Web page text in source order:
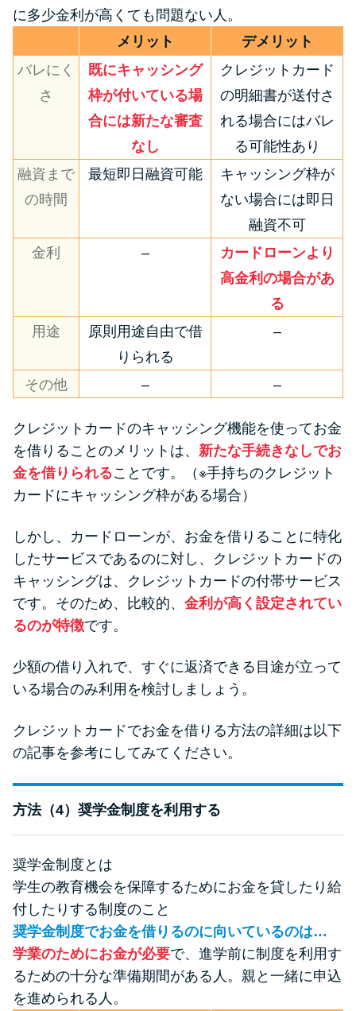
に多少金利が高くても問題ない人。
メリット
デメリット
バレにく
さ
既にキャッシング
枠が付いている場
合には新たな審査
なし
クレジットカード
の明細書が送付さ
れる場合にはバレ
る可能性あり
融資まで
の時間
最短即日融資可能
キャッシング枠が
ない場合には即日
融資不可
金利
–
カードローンより
高金利の場合があ
る
用途
原則用途自由で借
りられる
–
その他 – –
クレジットカードのキャッシング機能を使ってお金
を借りることのメリットは、 新たな手続きなしでお
金を借りられることです。（※手持ちのクレジット
カードにキャッシング枠がある場合）
しかし、カードローンが、お金を借りることに特化
したサービスであるのに対し、クレジットカードの
キャッシングは、クレジットカードの付帯サービス
です。そのため、比較的、 金利が高く設定されてい
るのが特徴です。
少額の借り入れで、すぐに返済できる目途が立って
いる場合のみ利用を検討しましょう。
クレジットカードでお金を借りる方法の詳細は以下
の記事を参考にしてみてください。
方法（4）奨学金制度を利用する
奨学金制度とは
学生の教育機会を保障するためにお金を貸したり給
付したりする制度のこと
奨学金制度でお金を借りるのに向いているのは…
学業のためにお金が必要で、進学前に制度を利用す
るための十分な準備期間がある人。親と一緒に申込
を進められる人。